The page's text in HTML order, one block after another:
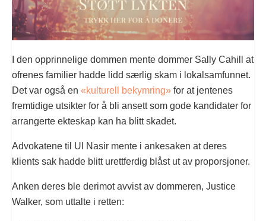
I den opprinnelige dommen mente dommer Sally Cahill at
ofrenes familier hadde lidd særlig skam i lokalsamfunnet.
Det var også en «kulturell bekymring» for at jentenes
fremtidige utsikter for å bli ansett som gode kandidater for
arrangerte ekteskap kan ha blitt skadet.
Advokatene til Ul Nasir mente i ankesaken at deres
klients sak hadde blitt urettferdig blåst ut av proporsjoner.
Anken deres ble derimot avvist av dommeren, Justice
Walker, som uttalte i retten: